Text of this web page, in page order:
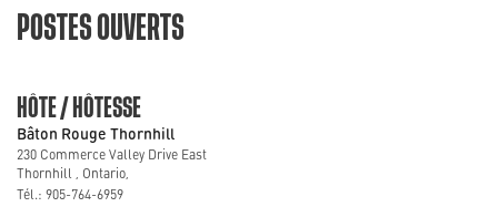
POSTES OUVERTS
HÔTE / HÔTESSE
Bâton Rouge Thornhill
230 Commerce Valley Drive East
Thornhill , Ontario,
Tél.: 905-764-6959